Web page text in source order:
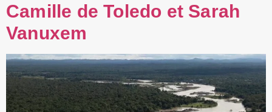
Camille de Toledo et Sarah
Vanuxem